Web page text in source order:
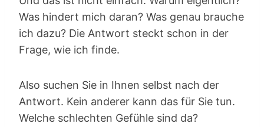
Was hindert mich daran? Was genau brauche
ich dazu? Die Antwort steckt schon in der
Frage, wie ich finde.
Also suchen Sie in Ihnen selbst nach der
Antwort. Kein anderer kann das für Sie tun.
Welche schlechten Gefühle sind da?